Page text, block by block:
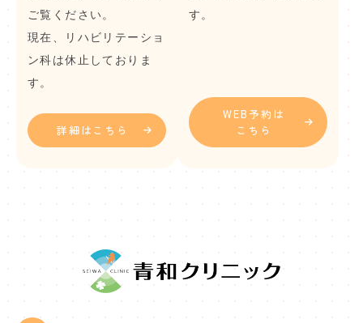
ご覧ください。
現在、リハビリテーショ
ン科は休止しておりま
す。
詳細はこちら
す。
WEB予約は
こちら